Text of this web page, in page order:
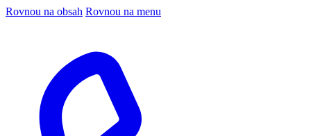
Rovnou na obsah Rovnou na menu